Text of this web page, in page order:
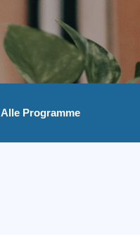
Alle Programme